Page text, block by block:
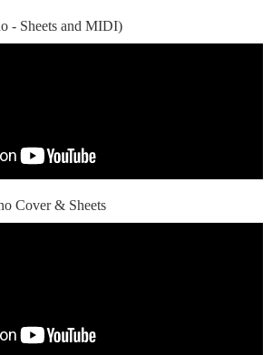
- Sheets and MIDI)
Cover & Sheets